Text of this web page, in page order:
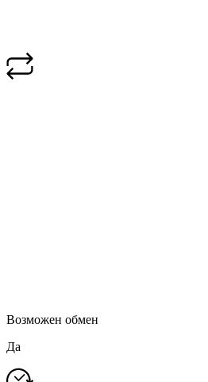
Возможен обмен
Да